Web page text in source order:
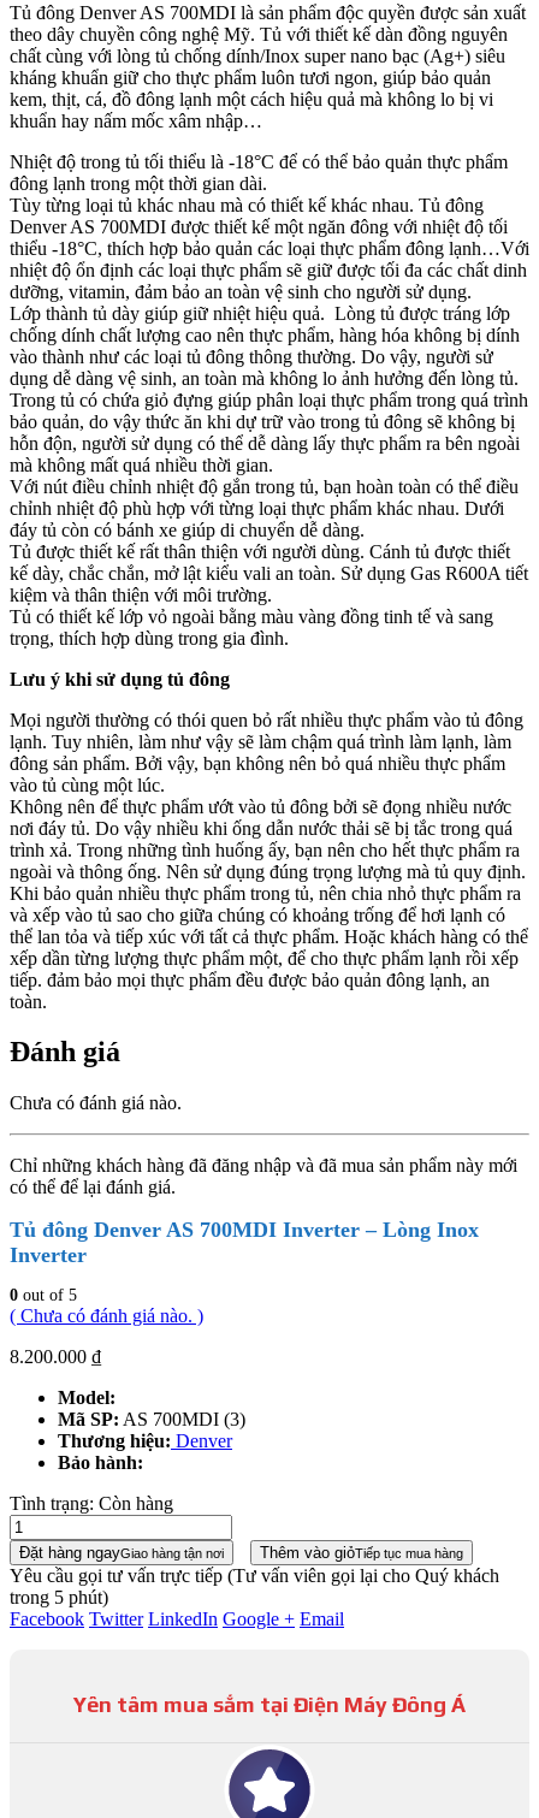
Tủ đông Denver AS 700MDI là sản phẩm độc quyền được sản xuất
theo dây chuyền công nghệ Mỹ. Tủ với thiết kế dàn đồng nguyên
chất cùng với lòng tủ chống dính/Inox super nano bạc (Ag+) siêu
kháng khuẩn giữ cho thực phẩm luôn tươi ngon, giúp bảo quản
kem, thịt, cá, đồ đông lạnh một cách hiệu quả mà không lo bị vi
khuẩn hay nấm mốc xâm nhập…
Nhiệt độ trong tủ tối thiểu là -18°C để có thể bảo quản thực phẩm
đông lạnh trong một thời gian dài.
Tùy từng loại tủ khác nhau mà có thiết kế khác nhau. Tủ đông
Denver AS 700MDI được thiết kế một ngăn đông với nhiệt độ tối
thiểu -18°C, thích hợp bảo quản các loại thực phẩm đông lạnh…Với
nhiệt độ ổn định các loại thực phẩm sẽ giữ được tối đa các chất dinh
dưỡng, vitamin, đảm bảo an toàn vệ sinh cho người sử dụng.
Lớp thành tủ dày giúp giữ nhiệt hiệu quả. Lòng tủ được tráng lớp
chống dính chất lượng cao nên thực phẩm, hàng hóa không bị dính
vào thành như các loại tủ đông thông thường. Do vậy, người sử
dụng dễ dàng vệ sinh, an toàn mà không lo ảnh hưởng đến lòng tủ.
Trong tủ có chứa giỏ đựng giúp phân loại thực phẩm trong quá trình
bảo quản, do vậy thức ăn khi dự trữ vào trong tủ đông sẽ không bị
hỗn độn, người sử dụng có thể dễ dàng lấy thực phẩm ra bên ngoài
mà không mất quá nhiều thời gian.
Với nút điều chỉnh nhiệt độ gắn trong tủ, bạn hoàn toàn có thể điều
chỉnh nhiệt độ phù hợp với từng loại thực phẩm khác nhau. Dưới
đáy tủ còn có bánh xe giúp di chuyển dễ dàng.
Tủ được thiết kế rất thân thiện với người dùng. Cánh tủ được thiết
kế dày, chắc chắn, mở lật kiểu vali an toàn. Sử dụng Gas R600A tiết
kiệm và thân thiện với môi trường.
Tủ có thiết kế lớp vỏ ngoài bằng màu vàng đồng tinh tế và sang
trọng, thích hợp dùng trong gia đình.
Lưu ý khi sử dụng tủ đông
Mọi người thường có thói quen bỏ rất nhiều thực phẩm vào tủ đông
lạnh. Tuy nhiên, làm như vậy sẽ làm chậm quá trình làm lạnh, làm
đông sản phẩm. Bởi vậy, bạn không nên bỏ quá nhiều thực phẩm
vào tủ cùng một lúc.
Không nên để thực phẩm ướt vào tủ đông bởi sẽ đọng nhiều nước
nơi đáy tủ. Do vậy nhiều khi ống dẫn nước thải sẽ bị tắc trong quá
trình xả. Trong những tình huống ấy, bạn nên cho hết thực phẩm ra
ngoài và thông ống. Nên sử dụng đúng trọng lượng mà tủ quy định.
Khi bảo quản nhiều thực phẩm trong tủ, nên chia nhỏ thực phẩm ra
và xếp vào tủ sao cho giữa chúng có khoảng trống để hơi lạnh có
thể lan tỏa và tiếp xúc với tất cả thực phẩm. Hoặc khách hàng có thể
xếp dần từng lượng thực phẩm một, để cho thực phẩm lạnh rồi xếp
tiếp. đảm bảo mọi thực phẩm đều được bảo quản đông lạnh, an
toàn.
Đánh giá
Chưa có đánh giá nào.
Chỉ những khách hàng đã đăng nhập và đã mua sản phẩm này mới
có thể để lại đánh giá.
Tủ đông Denver AS 700MDI Inverter – Lòng Inox
Inverter
0 out of 5
( Chưa có đánh giá nào. )
8.200.000 ₫
Model:
Mã SP: AS 700MDI (3)
Thương hiệu: Denver
Bảo hành:
Tình trạng: Còn hàng
Đặt hàng ngayGiao hàng tận nơi Thêm vào giỏTiếp tục mua hàng
Yêu cầu gọi tư vấn trực tiếp (Tư vấn viên gọi lại cho Quý khách
trong 5 phút)
Facebook Twitter LinkedIn Google + Email
Yên tâm mua sắm tại Điện Máy Đông Á